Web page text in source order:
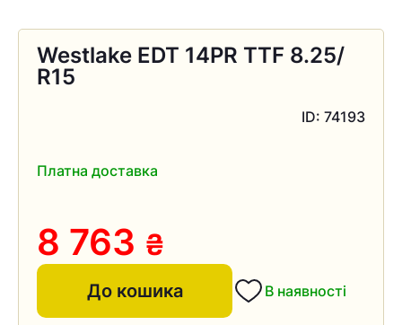
Westlаke EDT 14PR TTF 8.25/
R15
ID: 74193
Платна доставка
8 763 ₴
До кошика В наявності